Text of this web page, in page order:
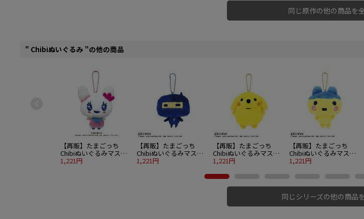
同じ原作の他の商品を
" Chibiぬいぐるみ "の他の商品
【再販】たまごっち
Chibiぬいぐるみマスコ
ット ラブリっち（2026
1,221円
【再販】たまごっち
Chibiぬいぐるみマスコ
ット ござるっち（2026
1,221円
【再販】たまごっち
Chibiぬいぐるみマスコ
ット ポチっち（2026年6
1,221円
【再販】たまごっち
Chibiぬいぐるみマスコ
ット やんぐまめっち
1,221円
同じシリーズの他の商品